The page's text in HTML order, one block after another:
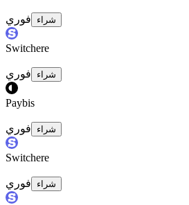
فوري شراء
Switchere
فوري شراء
Paybis
فوري شراء
Switchere
فوري شراء